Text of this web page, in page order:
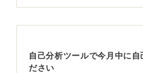
感謝と誠意を持って交渉し納
自己分析ツールで今月中に自
ださい